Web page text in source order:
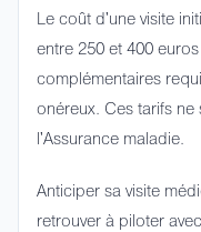
Le coût d'une visite
entre 250 et 400
complémentaires
onéreux. Ces tarifs
l'Assurance maladie.
Anticiper sa visite
retrouver à piloter